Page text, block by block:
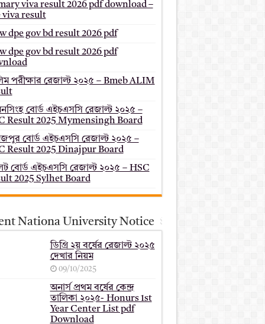
viva result 2026 pdf download –
viva result
dpe gov bd result 2026 pdf
dpe gov bd result 2026 pdf
পরীক্ষার রেজাল্ট ২০২৫ – Bmeb ALIM
বোর্ড এইচএসসি রেজাল্ট ২০২৫ –
Result 2025 Mymensingh Board
বোর্ড এইচএসসি রেজাল্ট ২০২৫ –
Result 2025 Dinajpur Board
বোর্ড এইচএসসি রেজাল্ট ২০২৫ – HSC
2025 Sylhet Board
Nationa University Notice
ডিগ্রি ২য় বর্ষের রেজাল্ট ২০২৫
দেখার নিয়ম
09/10/2025
অনার্স প্রথম বর্ষের কেন্দ্র
তালিকা ২০২৫- Honurs 1st
Year Center List pdf
Download